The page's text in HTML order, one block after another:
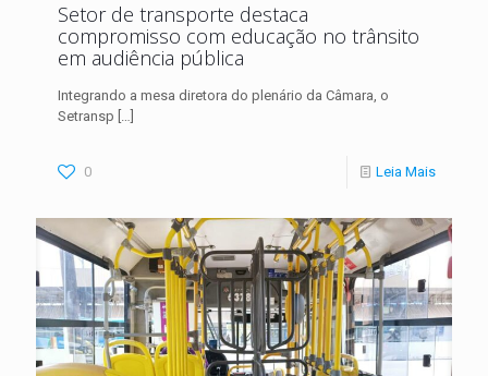
Setor de transporte destaca
compromisso com educação no trânsito
em audiência pública
Integrando a mesa diretora do plenário da Câmara, o
Setransp […]
0 Leia Mais